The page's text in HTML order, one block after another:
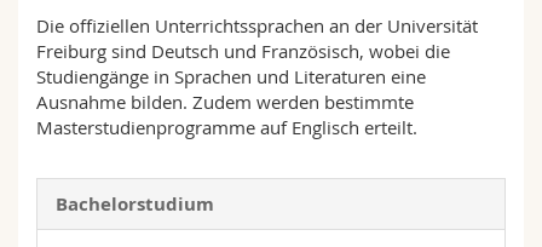
Universität
Weiterbildung
Rechtswissenschaftliche Fak.
Wirtschafts- und Sozialwissenschaftliche Fak.
Philosophische Fak.
Fak. für Erziehungs- und Bildungswissenschaften
Studieninteressierte
Studierende
Forschende
Ressourcen
Personenverzeichnis
Bibliotheken
Die offiziellen Unterrichtssprachen an der Universität
Freiburg sind Deutsch und Französisch, wobei die
Studiengänge in Sprachen und Literaturen eine
Ausnahme bilden. Zudem werden bestimmte
Masterstudienprogramme auf Englisch erteilt.
Bachelorstudium